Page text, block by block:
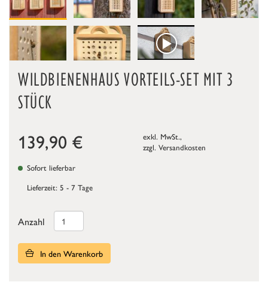
WILDBIENENHAUS VORTEILS-SET MIT 3
STÜCK
139,90 €
exkl. MwSt.,
zzgl. Versandkosten
Sofort lieferbar
Lieferzeit: 5 - 7 Tage
Anzahl
In den Warenkorb